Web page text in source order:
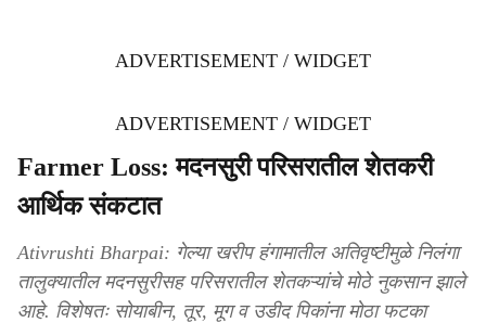
ADVERTISEMENT / WIDGET
ADVERTISEMENT / WIDGET
Farmer Loss: मदनसुरी परिसरातील शेतकरी
आर्थिक संकटात
Ativrushti Bharpai: गेल्या खरीप हंगामातील अतिवृष्टीमुळे निलंगा
तालुक्यातील मदनसुरीसह परिसरातील शेतकऱ्यांचे मोठे नुकसान झाले
आहे. विशेषतः सोयाबीन, तूर, मूग व उडीद पिकांना मोठा फटका